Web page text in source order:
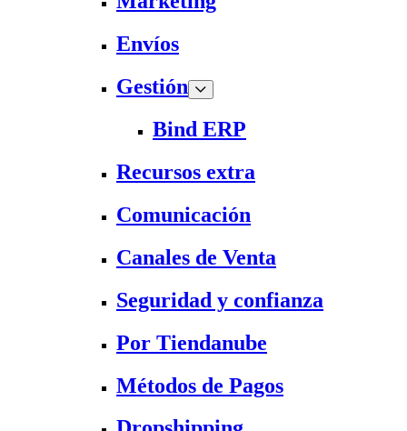
Envíos
Gestión
Bind ERP
Recursos extra
Comunicación
Canales de Venta
Seguridad y confianza
Por Tiendanube
Métodos de Pagos